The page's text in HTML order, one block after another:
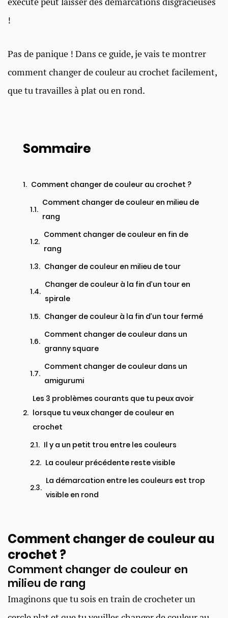
!
Pas de panique ! Dans ce guide, je vais te montrer
comment changer de couleur au crochet facilement,
que tu travailles à plat ou en rond.
Sommaire
Comment changer de couleur au crochet ?
Comment changer de couleur en milieu de
rang
Comment changer de couleur en fin de
rang
Changer de couleur en milieu de tour
Changer de couleur à la fin d’un tour en
spirale
Changer de couleur à la fin d’un tour fermé
Comment changer de couleur dans un
granny square
Comment changer de couleur dans un
amigurumi
Les 3 problèmes courants que tu peux avoir
lorsque tu veux changer de couleur en
crochet
Il y a un petit trou entre les couleurs
La couleur précédente reste visible
La démarcation entre les couleurs est trop
visible en rond
Comment changer de couleur au
crochet ?
Comment changer de couleur en
milieu de rang
Imaginons que tu sois en train de crocheter un